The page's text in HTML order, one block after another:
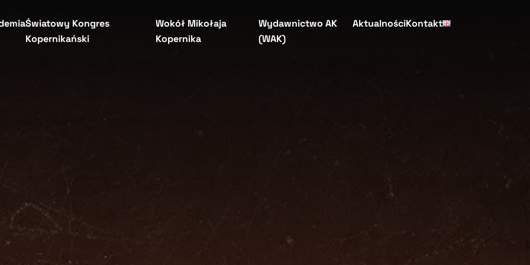
Światowy Kongres
Kopernikański
Wokół Mikołaja
Kopernika
Wydawnictwo AK
(WAK)
AktualnościKontakt